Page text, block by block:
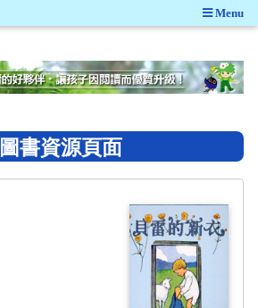
Menu
圖書資源頁面